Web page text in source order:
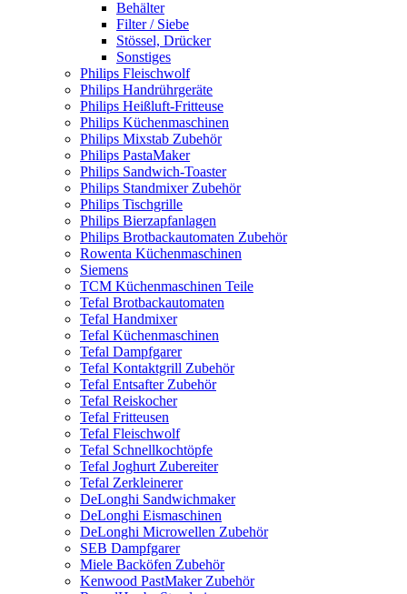
Behälter
Filter / Siebe
Stössel, Drücker
Sonstiges
Philips Fleischwolf
Philips Handrührgeräte
Philips Heißluft-Fritteuse
Philips Küchenmaschinen
Philips Mixstab Zubehör
Philips PastaMaker
Philips Sandwich-Toaster
Philips Standmixer Zubehör
Philips Tischgrille
Philips Bierzapfanlagen
Philips Brotbackautomaten Zubehör
Rowenta Küchenmaschinen
Siemens
TCM Küchenmaschinen Teile
Tefal Brotbackautomaten
Tefal Handmixer
Tefal Küchenmaschinen
Tefal Dampfgarer
Tefal Kontaktgrill Zubehör
Tefal Entsafter Zubehör
Tefal Reiskocher
Tefal Fritteusen
Tefal Fleischwolf
Tefal Schnellkochtöpfe
Tefal Joghurt Zubereiter
Tefal Zerkleinerer
DeLonghi Sandwichmaker
DeLonghi Eismaschinen
DeLonghi Microwellen Zubehör
SEB Dampfgarer
Miele Backöfen Zubehör
Kenwood PastMaker Zubehör